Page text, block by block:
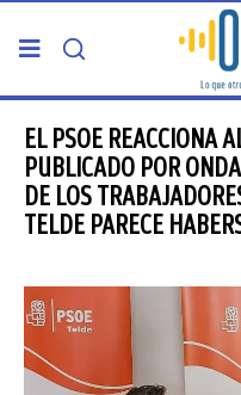
PORTADA
TELDE
CANARIAS
EL PSOE REACCIONA
PUBLICADO POR
DE LOS
TELDE PARECE